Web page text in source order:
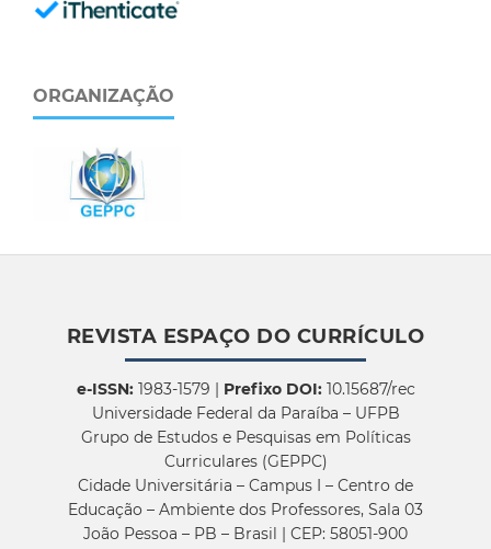
ORGANIZAÇÃO
REVISTA ESPAÇO DO CURRÍCULO
e-ISSN:1983-1579 | Prefixo DOI:10.15687/rec
Universidade Federal da Paraíba – UFPB
Grupo de Estudos e Pesquisas em Políticas
Curriculares (GEPPC)
Cidade Universitária – Campus I – Centro de
Educação – Ambiente dos Professores, Sala 03
João Pessoa – PB – Brasil | CEP: 58051-900